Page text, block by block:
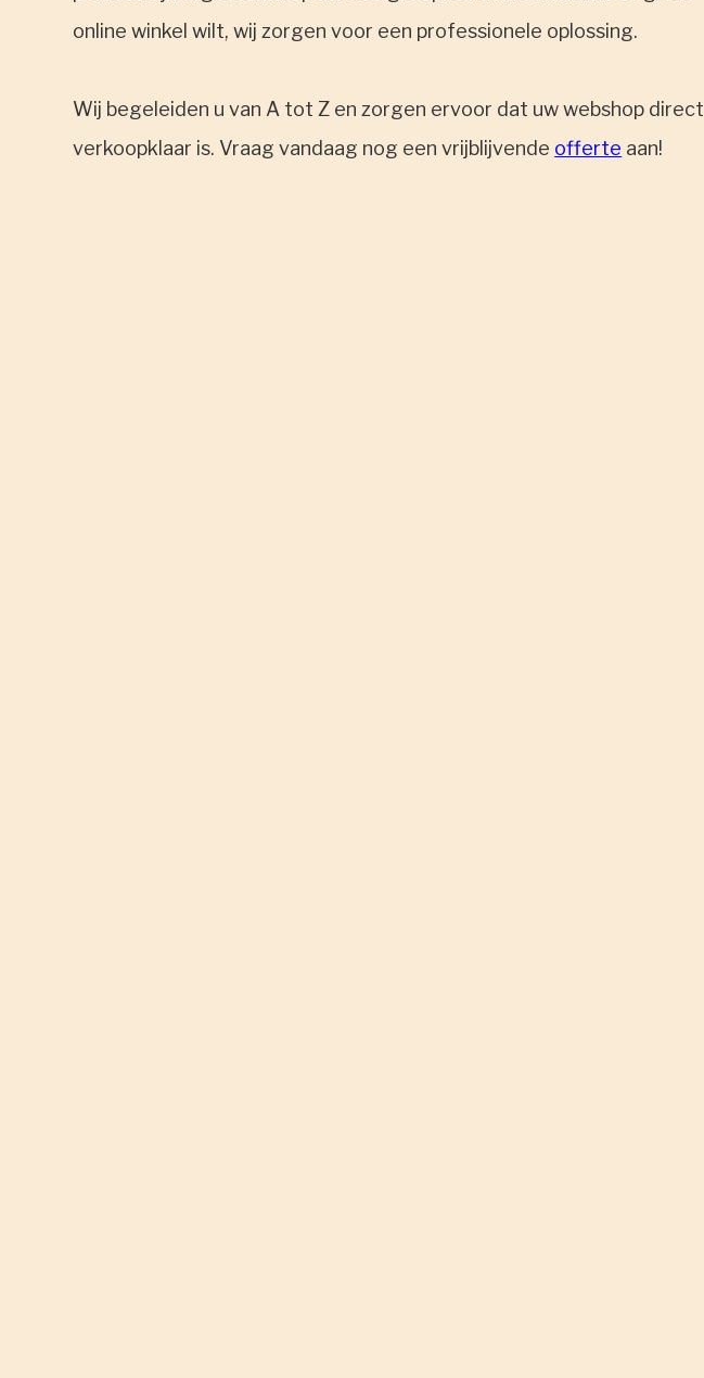
online winkel wilt, wij zorgen voor een professionele oplossing.
Wij begeleiden u van A tot Z en zorgen ervoor dat uw webshop direct
verkoopklaar is. Vraag vandaag nog een vrijblijvende offerte aan!